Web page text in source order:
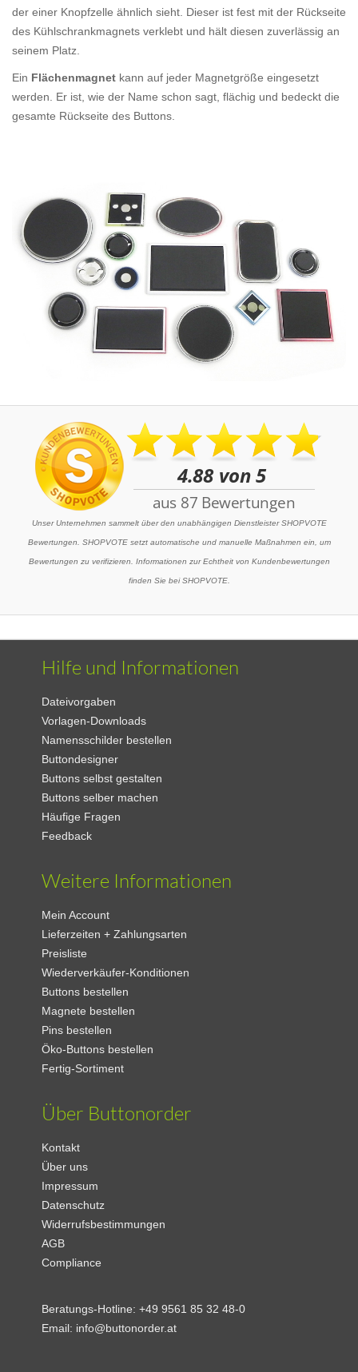
der einer Knopfzelle ähnlich sieht. Dieser ist fest mit der Rückseite
des Kühlschrankmagnets verklebt und hält diesen zuverlässig an
seinem Platz.
Ein Flächenmagnet kann auf jeder Magnetgröße eingesetzt
werden. Er ist, wie der Name schon sagt, flächig und bedeckt die
gesamte Rückseite des Buttons.
Unser Unternehmen sammelt über den unabhängigen Dienstleister SHOPVOTE
Bewertungen. SHOPVOTE setzt automatische und manuelle Maßnahmen ein, um
Bewertungen zu verifizieren. Informationen zur Echtheit von Kundenbewertungen
finden Sie bei SHOPVOTE.
Hilfe und Informationen
Dateivorgaben
Vorlagen-Downloads
Namensschilder bestellen
Buttondesigner
Buttons selbst gestalten
Buttons selber machen
Häufige Fragen
Feedback
Weitere Informationen
Mein Account
Lieferzeiten + Zahlungsarten
Preisliste
Wiederverkäufer-Konditionen
Buttons bestellen
Magnete bestellen
Pins bestellen
Öko-Buttons bestellen
Fertig-Sortiment
Über Buttonorder
Kontakt
Über uns
Impressum
Datenschutz
Widerrufsbestimmungen
AGB
Compliance
Beratungs-Hotline:+49 9561 85 32 48-0
Email: info@buttonorder.at